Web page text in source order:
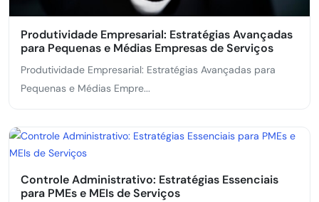
Produtividade Empresarial: Estratégias Avançadas
para Pequenas e Médias Empresas de Serviços
Produtividade Empresarial: Estratégias Avançadas para
Pequenas e Médias Empre...
Controle Administrativo: Estratégias Essenciais
para PMEs e MEIs de Serviços